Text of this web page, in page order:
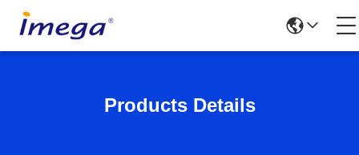
Products Details